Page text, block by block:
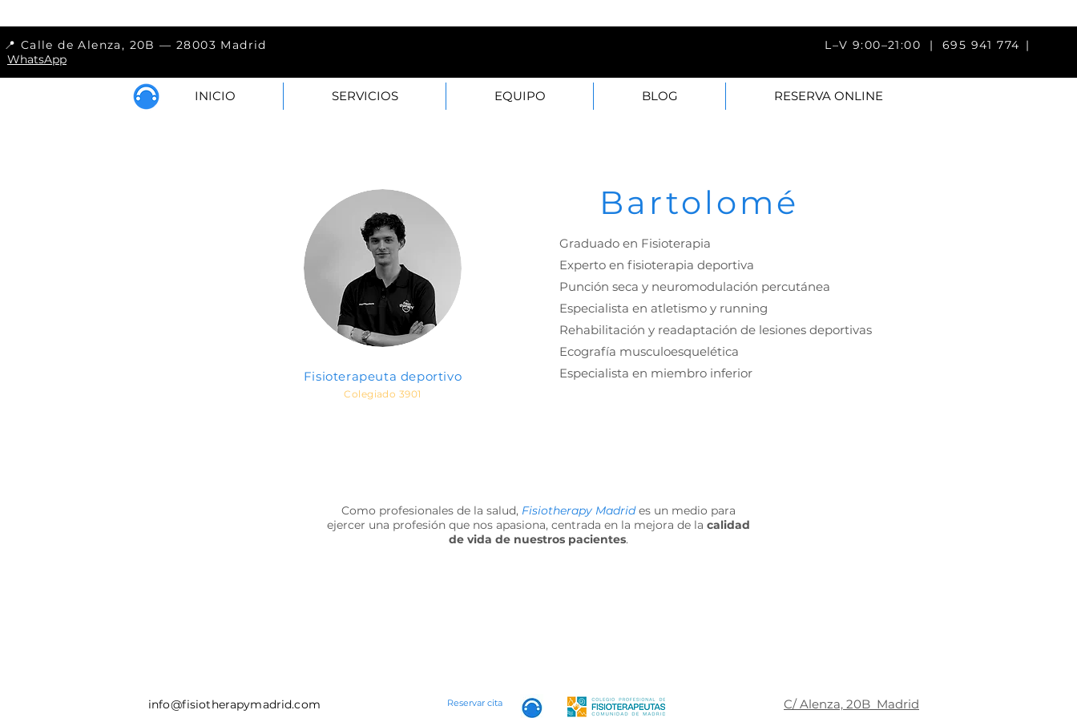
📍 Calle de Alenza, 20B — 28003 Madrid L–V 9:00–21:00 |695 941 774 |
WhatsApp
INICIO SERVICIOS EQUIPO BLOG RESERVA ONLINE
Fisioterapeuta deportivo
Colegiado 3901
Bartolomé
Graduado en Fisioterapia
Experto en fisioterapia deportiva
Punción seca y neuromodulación percutánea
Especialista en atletismo y running
Rehabilitación y readaptación de lesiones deportivas
Ecografía musculoesquelética
Especialista en miembro inferior
Como profesionales de la salud, Fisiotherapy Madrid es un medio para
ejercer una profesión que nos apasiona, centrada en la mejora de la calidad
de vida de nuestros pacientes.
info@fisiotherapymadrid.com Reservar cita C/ Alenza, 20B Madrid